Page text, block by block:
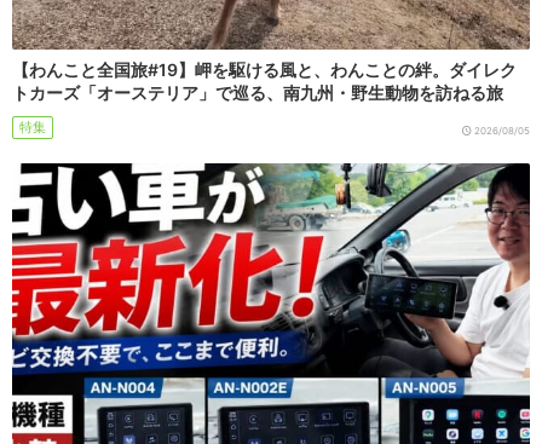
【わんこと全国旅#19】岬を駆ける風と、わんことの絆。ダイレク
トカーズ「オーステリア」で巡る、南九州・野生動物を訪ねる旅
特集 2026/08/05